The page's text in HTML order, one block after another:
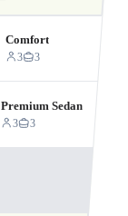
Comfort
3 3
Premium Sedan
3 3